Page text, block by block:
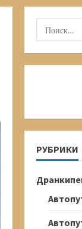
Найти:
РУБРИКИ